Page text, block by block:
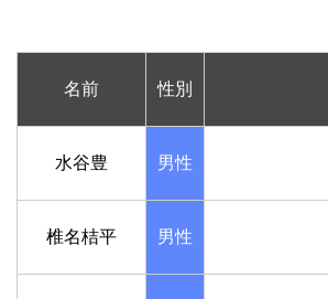
名前 性別
水谷豊 男性
椎名桔平 男性